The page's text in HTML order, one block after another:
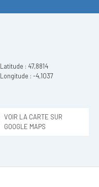
Latitude : 47,8814
Longitude : -4,1037
VOIR LA CARTE SUR
GOOGLE MAPS